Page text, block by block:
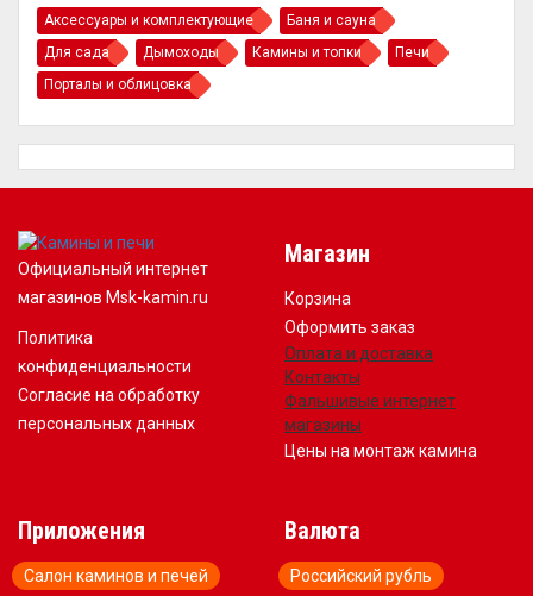
Аксессуары и комплектующие
Баня и сауна
Для сада
Дымоходы Камины и топки
Печи
Порталы и облицовка
Официальный интернет
магазинов Msk-kamin.ru
Политика
конфиденциальности
Согласие на обработку
персональных данных
Магазин
Корзина
Оформить заказ
Оплата и доставка
Контакты
Фальшивые интернет
магазины
Цены на монтаж камина
Приложения
Салон каминов и печей
Валюта
Российский рубль